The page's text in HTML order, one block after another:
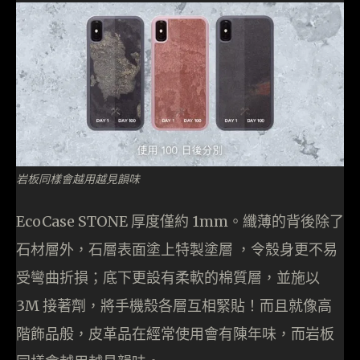
岩板同樣會越用越見韻味
EcoCase STONE 厚度僅約 1mm。纖薄的背後除了
石材層外，石層表面塗上特製塗層 ，令殼身更不易
受彎曲折損；底下更設有柔軟的棉質層，並施以
3M 接著劑，將手機殼各層互相緊貼！而且就像高
階飾品般，皮革品在經常使用會有陳年味，而岩板